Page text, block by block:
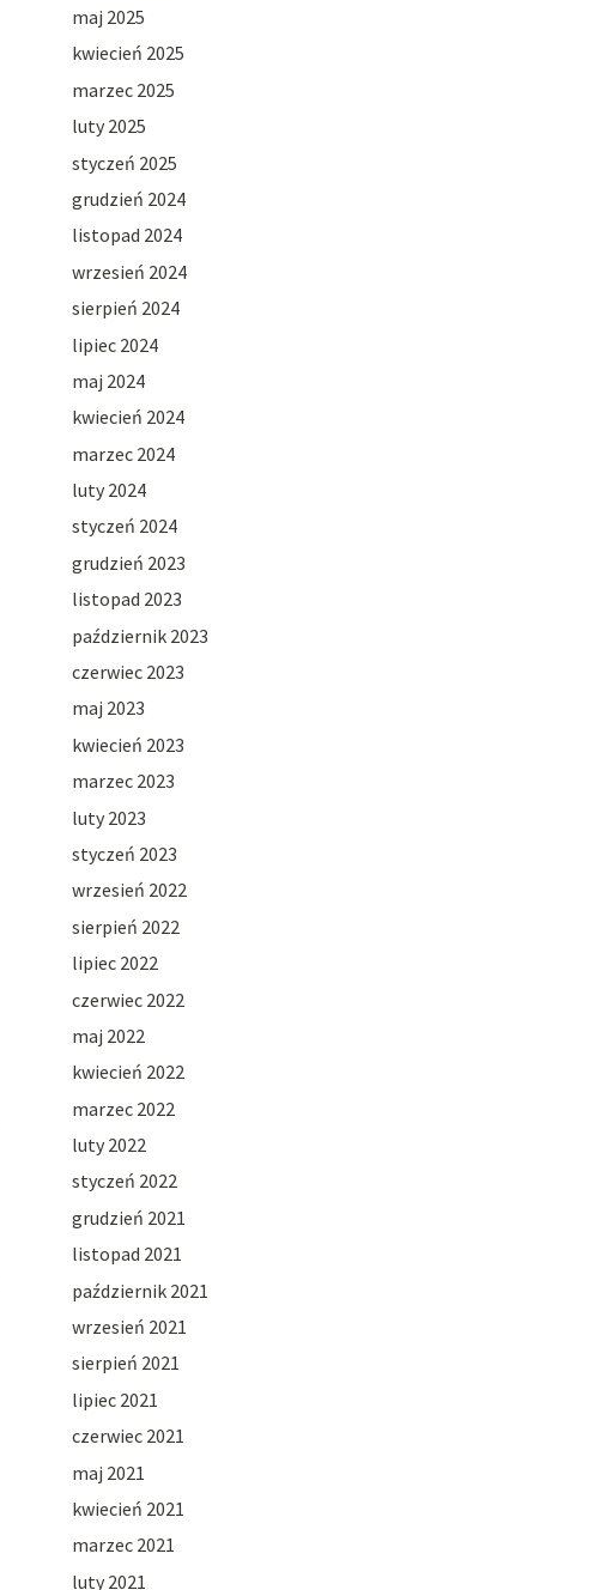
maj 2025
kwiecień 2025
marzec 2025
luty 2025
styczeń 2025
grudzień 2024
listopad 2024
wrzesień 2024
sierpień 2024
lipiec 2024
maj 2024
kwiecień 2024
marzec 2024
luty 2024
styczeń 2024
grudzień 2023
listopad 2023
październik 2023
czerwiec 2023
maj 2023
kwiecień 2023
marzec 2023
luty 2023
styczeń 2023
wrzesień 2022
sierpień 2022
lipiec 2022
czerwiec 2022
maj 2022
kwiecień 2022
marzec 2022
luty 2022
styczeń 2022
grudzień 2021
listopad 2021
październik 2021
wrzesień 2021
sierpień 2021
lipiec 2021
czerwiec 2021
maj 2021
kwiecień 2021
marzec 2021
luty 2021